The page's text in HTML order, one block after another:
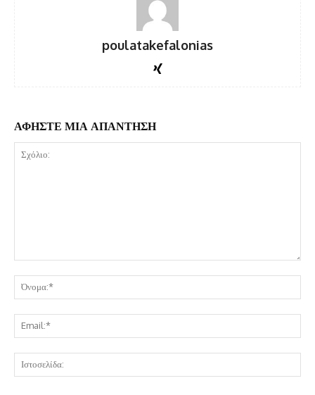
poulatakefalonias
ΑΦΗΣΤΕ ΜΙΑ ΑΠΑΝΤΗΣΗ